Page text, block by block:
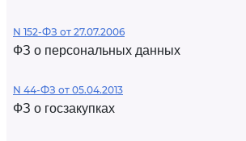
N 152-ФЗ от 27.07.2006
ФЗ о персональных данных
N 44-ФЗ от 05.04.2013
ФЗ о госзакупках